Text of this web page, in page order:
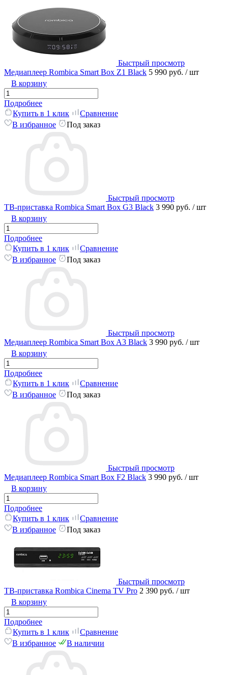
Быстрый просмотр
Медиаплеер Rombica Smart Box Z1 Black 5 990 руб. / шт
В корзину
Подробнее
Купить в 1 клик
Сравнение
В избранное
Под заказ
Быстрый просмотр
ТВ-приставка Rombica Smart Box G3 Black 3 990 руб. / шт
В корзину
Подробнее
Купить в 1 клик
Сравнение
В избранное
Под заказ
Быстрый просмотр
Медиаплеер Rombica Smart Box A3 Black 3 990 руб. / шт
В корзину
Подробнее
Купить в 1 клик
Сравнение
В избранное
Под заказ
Быстрый просмотр
Медиаплеер Rombica Smart Box F2 Black 3 990 руб. / шт
В корзину
Подробнее
Купить в 1 клик
Сравнение
В избранное
Под заказ
Быстрый просмотр
ТВ-приставка Rombica Cinema TV Pro 2 390 руб. / шт
В корзину
Подробнее
Купить в 1 клик
Сравнение
В избранное
В наличии